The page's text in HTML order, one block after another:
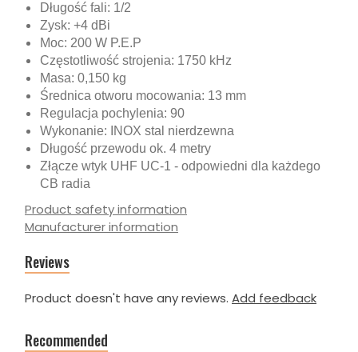
Długość fali: 1/2
Zysk: +4 dBi
Moc: 200 W P.E.P
Częstotliwość strojenia: 1750 kHz
Masa: 0,150 kg
Średnica otworu mocowania: 13 mm
Regulacja pochylenia: 90
Wykonanie: INOX stal nierdzewna
Długość przewodu ok. 4 metry
Złącze wtyk UHF UC-1 - odpowiedni dla każdego
CB radia
Product safety information
Manufacturer information
Reviews
Product doesn't have any reviews. Add feedback
Recommended